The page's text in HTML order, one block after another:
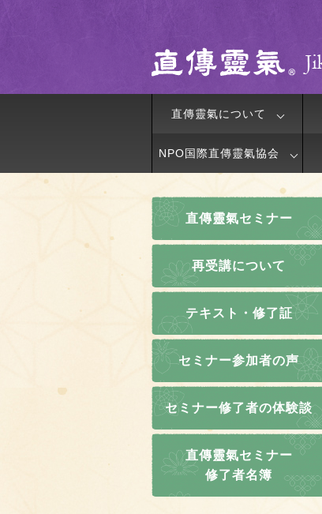
直傳靈氣について
NPO国際直傳靈氣協会
直傳靈氣セミナー
再受講について
テキスト・修了証
セミナー参加者の声
セミナー修了者の体験談
直傳靈氣セミナー
修了者名簿